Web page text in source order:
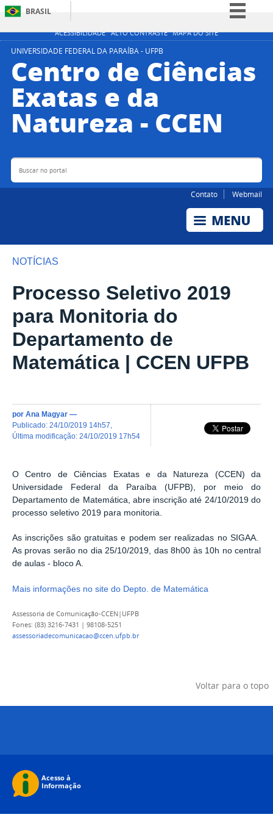
ACESSIBILIDADE ALTO CONTRASTE MAPA DO SITE
BRASIL
Simplifique!
Participe
Canais
UNIVERSIDADE FEDERAL DA PARAÍBA - UFPB
Centro de Ciências
Exatas e da
Natureza - CCEN
Buscar no portal
Contato Webmail
NOTÍCIAS
Processo Seletivo 2019
para Monitoria do
Departamento de
Matemática | CCEN UFPB
por Ana Magyar —
publicado: 24/10/2019 14h57
última modificação: 24/10/2019 17h54
O Centro de Ciências Exatas e da Natureza (CCEN) da
Universidade Federal da Paraíba (UFPB), por meio do
Departamento de Matemática, abre inscrição até 24/10/2019 do
processo seletivo 2019 para monitoria.
As inscrições são gratuitas e podem ser realizadas no SIGAA.
As provas serão no dia 25/10/2019, das 8h00 às 10h no central
de aulas - bloco A.
Mais informações no site do Depto. de Matemática
Assessoria de Comunicação-CCEN|UFPB
Fones: (83) 3216-7431 | 98108-5251
assessoriadecomunicacao@ccen.ufpb.br
Voltar para o topo